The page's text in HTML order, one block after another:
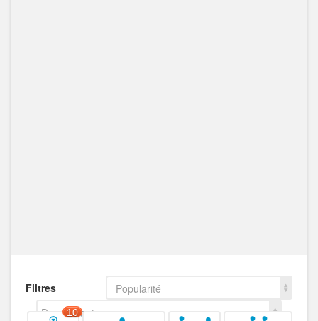
Filtres
Popularité
Decroissant
10